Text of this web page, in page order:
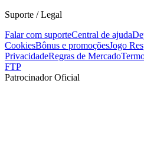
Suporte / Legal
Falar com suporteCentral de ajuda
CookiesBônus e promoçõesJogo
PrivacidadeRegras de Mercado
FTP
Patrocinador Oficial